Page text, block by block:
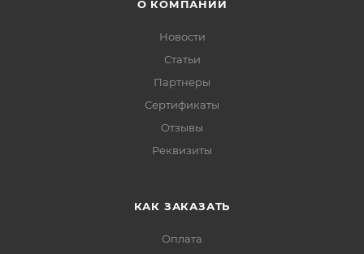
О КОМПАНИИ
Новости
Статьи
Партнеры
Сертификаты
Отзывы
Реквизиты
КАК ЗАКАЗАТЬ
Оплата